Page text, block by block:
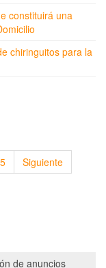
constituirá una
chiringuitos para la
5 Siguiente
de anuncios